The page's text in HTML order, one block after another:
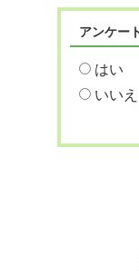
アンケー
はい
いいえ